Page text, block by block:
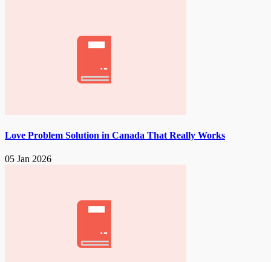
Love Problem Solution in Canada That Really Works
05 Jan 2026